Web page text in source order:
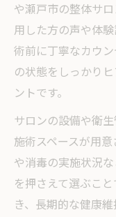
や瀬戸市の整体サ
用した方の声や体
術前に丁寧なカウ
の状態をしっかり
ントです。
サロンの設備や衛
施術スペースが用
や消毒の実施状況
を押さえて選ぶこ
き、長期的な健康維